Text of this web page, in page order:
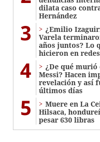
dilata caso
Hernández
3
¿Emilio
Varela
años juntos? Lo
hicieron en redes
4
¿De qué murió
Messi? Hacen
revelación y así
últimos días
5
Muere en La
Hilsaca,
pesar 630 libras